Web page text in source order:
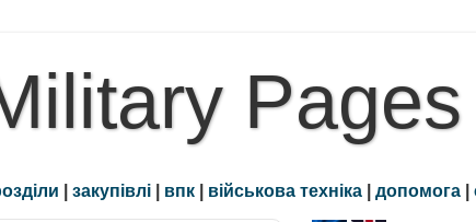
Pages
| закупівлі | впк | військова техніка | допомога |